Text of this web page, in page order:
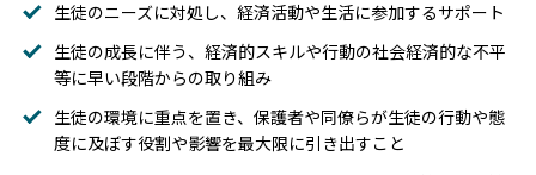
生徒のニーズに対処し、経済活動や生活に参加するサポート
生徒の成長に伴う、経済的スキルや行動の社会経済的な不平
等に早い段階からの取り組み
生徒の環境に重点を置き、保護者や同僚らが生徒の行動や態
度に及ぼす役割や影響を最大限に引き出すこと